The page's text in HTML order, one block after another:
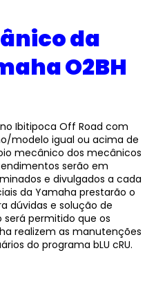
da
O2BH
Ibitipoca Off Road com
modelo igual ou acima de
mecânico dos mecânicos
serão em
e divulgados a cada
da Yamaha prestarão o
dúvidas e solução de
permitido que os
realizem as manutenções
do programa bLU cRU.